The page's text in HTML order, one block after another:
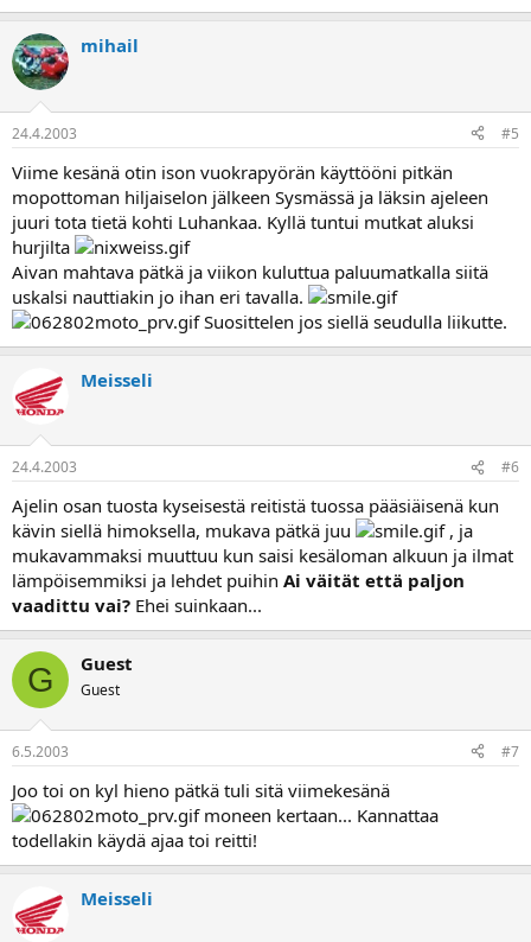
mihail
24.4.2003 #5
Viime kesänä otin ison vuokrapyörän käyttööni pitkän
mopottoman hiljaiselon jälkeen Sysmässä ja läksin ajeleen
juuri tota tietä kohti Luhankaa. Kyllä tuntui mutkat aluksi
hurjilta
Aivan mahtava pätkä ja viikon kuluttua paluumatkalla siitä
uskalsi nauttiakin jo ihan eri tavalla.
Suosittelen jos siellä seudulla liikutte.
Meisseli
24.4.2003 #6
Ajelin osan tuosta kyseisestä reitistä tuossa pääsiäisenä kun
kävin siellä himoksella, mukava pätkä juu
, ja
mukavammaksi muuttuu kun saisi kesäloman alkuun ja ilmat
lämpöisemmiksi ja lehdet puihin Ai väität että paljon
vaadittu vai? Ehei suinkaan...
G Guest
Guest
6.5.2003 #7
Joo toi on kyl hieno pätkä tuli sitä viimekesänä
moneen kertaan... Kannattaa
todellakin käydä ajaa toi reitti!
Meisseli